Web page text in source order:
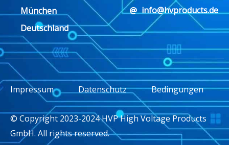
München
Deutschland
info@hvproducts.de
Impressum Datenschutz Bedingungen
© Copyright 2023-2024 HVP High Voltage Products
GmbH. All rights reserved.